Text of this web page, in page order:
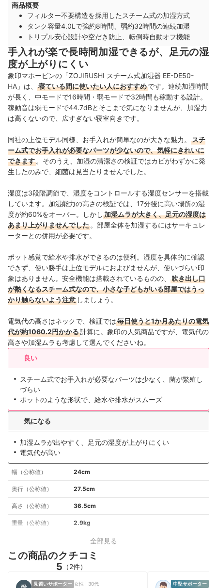
商品概要
フィルター不要構造を採用したスチーム式の加湿方式
タンク容量4.0Lで強約8時間、弱約32時間の連続加湿
トリプル安心設計や空だき防止、転倒時自動オフ機能
手入れが楽で長時間加湿できるが、足元の湿
度が上がりにくい
象印マホービンの「ZOJIRUSHI スチーム式加湿器 EE-DE50-
HA」は、
寝ている間に使いたい人におすすめです。連続加湿時間
が長く、中モードで16時間・弱モードで32時間も稼動する設計。
稼動音は弱モードで44.7dBとそこまで気になりませんが、加湿力
は高くないので、広すぎない寝室向きです。
同社の上位モデル同様、お手入れが簡単なのが大きな魅力。
スチ
ーム式でお手入れが必要なパーツが少ないので、気軽にきれいに
できます 。そのうえ、加湿の清潔さの検証ではカビがわずかに発
生したのみで、細菌は見当たりませんでした。
湿度は3段階調節で、湿度をコントロールする湿度センサーを搭載
しています。加湿能力の高さの検証では、17分後に高い場所の湿
度が約60%をオーバー。しかし 加湿ムラが大きく、足元の湿度は
あまり上がりませんでした 。部屋全体を加湿するにはサーキュレ
ーターとの併用が必要です。
ポット感覚で給水や排水ができるのは便利。湿度を具体的に確認
できず、使い勝手は上位モデルにおよびませんが、使いづらい印
象はありません。安全機能は搭載されているものの、
吹き出し口
が熱くなるスチーム式なので、小さな子どもがいる部屋ではうっ
かり触らないよう注意 しましょう。
電気代の高さはネックで、検証では毎日使うと1か月あたりの電気
代が約1060.2円かかる計算に。象印の人気商品ですが、電気代の
高さや加湿ムラも考慮して選んでくださいね。
良い
スチーム式でお手入れが必要なパーツは少なく、菌が繁殖し
づらい
ポットのような形状で、給水や排水がスムーズ
気になる
加湿ムラが出やすく、足元の湿度が上がりにくい
電気代が高い
幅（公称値） 24cm
奥行（公称値） 27.5cm
高さ（公称値） 36.5cm
重量（公称値） 2.9kg
全部見る
この商品のクチコミ
5 （2件）
見習いサポーター 女性 | 30代 中堅サポーター